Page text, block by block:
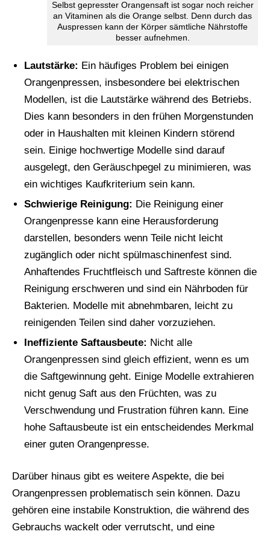
Selbst gepresster Orangensaft ist sogar noch reicher
an Vitaminen als die Orange selbst. Denn durch das
Auspressen kann der Körper sämtliche Nährstoffe
besser aufnehmen.
Lautstärke: Ein häufiges Problem bei einigen
Orangenpressen, insbesondere bei elektrischen
Modellen, ist die Lautstärke während des Betriebs.
Dies kann besonders in den frühen Morgenstunden
oder in Haushalten mit kleinen Kindern störend
sein. Einige hochwertige Modelle sind darauf
ausgelegt, den Geräuschpegel zu minimieren, was
ein wichtiges Kaufkriterium sein kann.
Schwierige Reinigung: Die Reinigung einer
Orangenpresse kann eine Herausforderung
darstellen, besonders wenn Teile nicht leicht
zugänglich oder nicht spülmaschinenfest sind.
Anhaftendes Fruchtfleisch und Saftreste können die
Reinigung erschweren und sind ein Nährboden für
Bakterien. Modelle mit abnehmbaren, leicht zu
reinigenden Teilen sind daher vorzuziehen.
Ineffiziente Saftausbeute: Nicht alle
Orangenpressen sind gleich effizient, wenn es um
die Saftgewinnung geht. Einige Modelle extrahieren
nicht genug Saft aus den Früchten, was zu
Verschwendung und Frustration führen kann. Eine
hohe Saftausbeute ist ein entscheidendes Merkmal
einer guten Orangenpresse.
Darüber hinaus gibt es weitere Aspekte, die bei
Orangenpressen problematisch sein können. Dazu
gehören eine instabile Konstruktion, die während des
Gebrauchs wackelt oder verrutscht, und eine